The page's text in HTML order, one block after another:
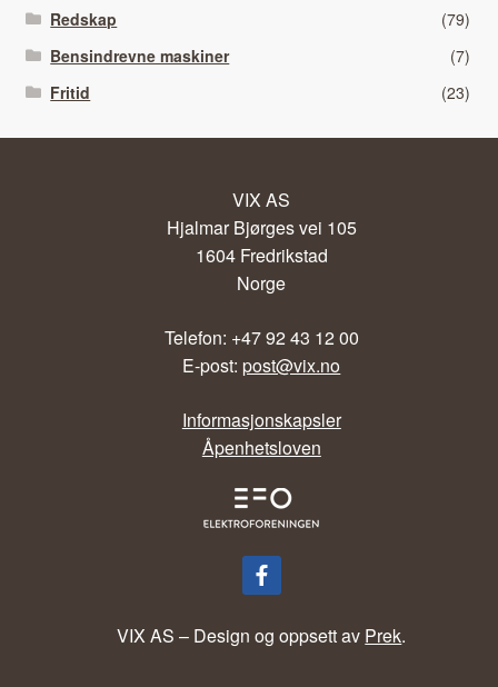
Redskap
(79)
Bensindrevne maskiner
(7)
Fritid
(23)
VIX AS
Hjalmar Bjørges vei 105
1604 Fredrikstad
Norge
Telefon: +47 92 43 12 00
E-post:post@vix.no
Informasjonskapsler
Åpenhetsloven
VIX AS – Design og oppsett av Prek.